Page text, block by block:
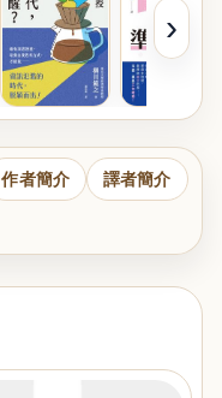
›
作者簡介 譯者簡介